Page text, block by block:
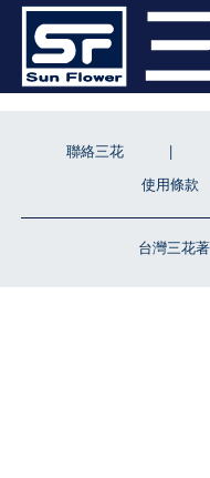
台灣三花
聯絡三花
使用條款